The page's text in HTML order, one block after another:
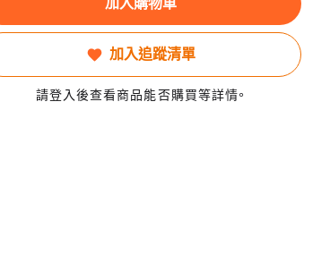
加入購物車
加入追蹤清單
請登入後查看商品能否購買等詳情。